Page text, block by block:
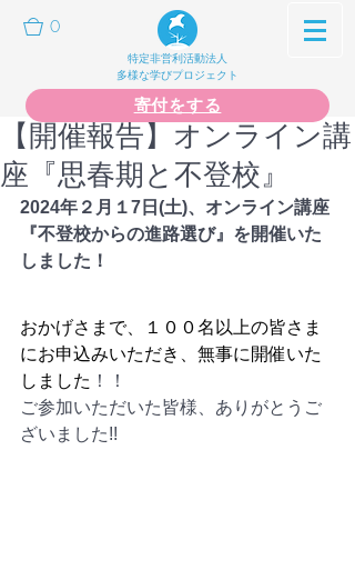
0
特定非営利活動法人
多様な学びプロジェクト
寄付をする
【開催報告】オンライン講
座『思春期と不登校』
2024年２月１7日(土)、オンライン講座
『不登校からの進路選び』を開催いた
しました！
おかげさまで、１００名以上の皆さま
にお申込みいただき、無事に開催いた
しました ！！
ご参加いただいた皆様、ありがとうご
ざいました!!